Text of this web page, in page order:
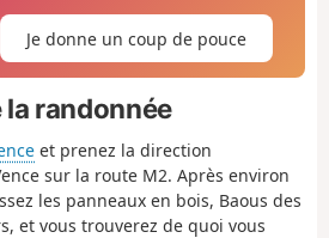
Je donne un coup de pouce
randonnée
et prenez la direction
sur la route M2. Après environ
les panneaux en bois, Baous des
et vous trouverez de quoi vous